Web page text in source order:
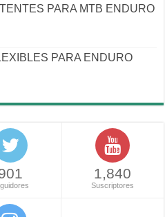
PARA MTB ENDURO
PARA ENDURO
1,840
Suscriptores